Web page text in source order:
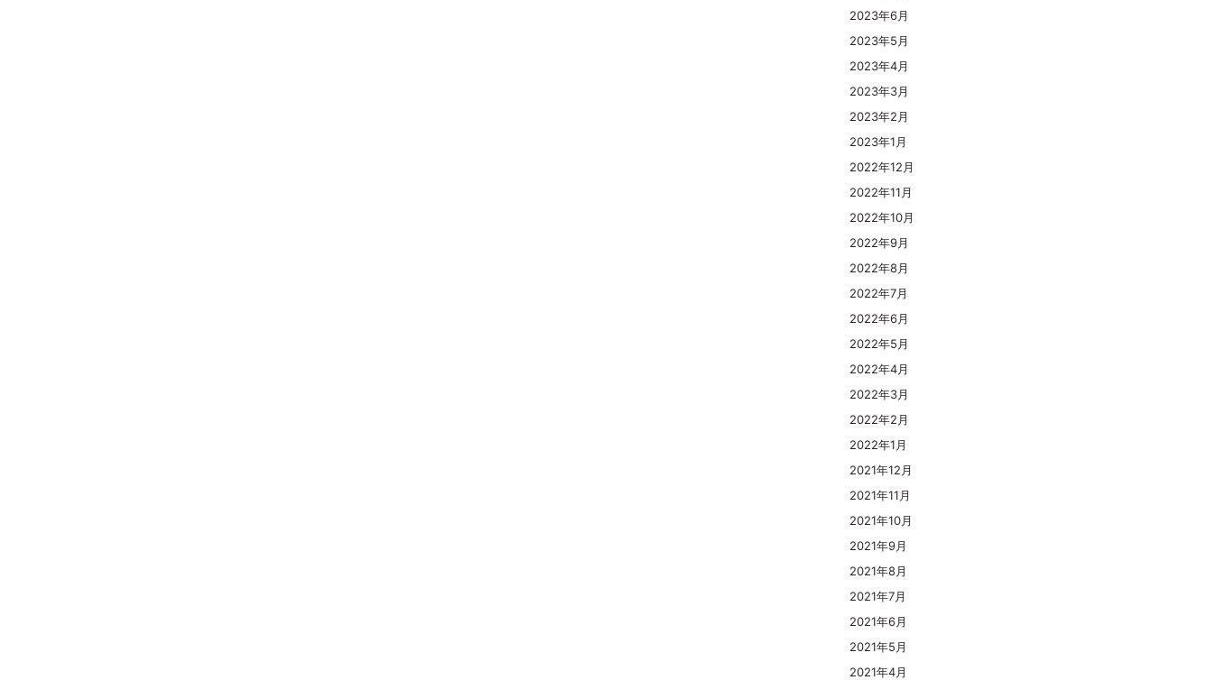
2023年6月
2023年5月
2023年4月
2023年3月
2023年2月
2023年1月
2022年12月
2022年11月
2022年10月
2022年9月
2022年8月
2022年7月
2022年6月
2022年5月
2022年4月
2022年3月
2022年2月
2022年1月
2021年12月
2021年11月
2021年10月
2021年9月
2021年8月
2021年7月
2021年6月
2021年5月
2021年4月